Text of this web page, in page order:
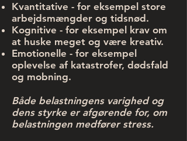
Kvantitative - for eksempel store
arbejdsmængder og tidsnød.
Kognitive - for eksempel krav om
at huske meget og være kreativ.
Emotionelle - for eksempel
oplevelse af katastrofer, dødsfald
og mobning.
Både belastningens varighed og
dens styrke er afgørende for, om
belastningen medfører stress.